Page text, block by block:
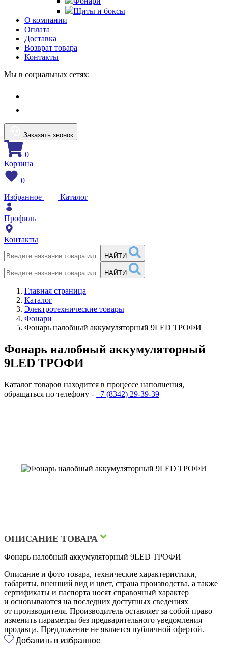
Щиты и боксы
О компании
Оплата
Доставка
Возврат товара
Контакты
Мы в социальных сетях:
Заказать звонок
0
Корзина
0
Избранное
Каталог
Профиль
Контакты
НАЙТИ
НАЙТИ
Главная страница
Каталог
Электротехнические товары
Фонари
Фонарь налобный аккумуляторный 9LED ТРОФИ
Фонарь налобный аккумуляторный
9LED ТРОФИ
Каталог товаров находится в процессе наполнения,
обращаться по телефону - +7 (8342) 29-39-39
ОПИСАНИЕ ТОВАРА
Фонарь налобный аккумуляторный 9LED ТРОФИ
Описание и фото товара, технические характеристики,
габариты, внешний вид и цвет, страна производства, а также
сертификаты и паспорта носят справочный характер
и основываются на последних доступных сведениях
от производителя. Производитель оставляет за собой право
изменить параметры без предварительного уведомления
продавца. Предложение не является публичной офертой.
Добавить в избранное